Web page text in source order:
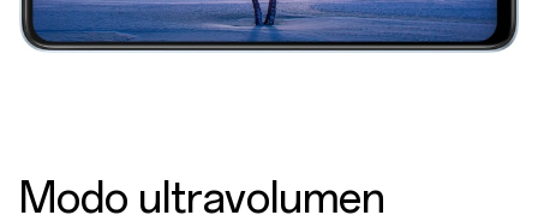
Modo ultravolumen